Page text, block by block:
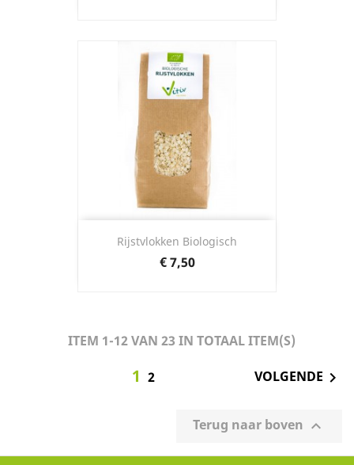
Rijstvlokken Biologisch
Prijs
€ 7,50
ITEM 1-12 VAN 23 IN TOTAAL ITEM(S)
1 2 VOLGENDE 
Terug naar boven 